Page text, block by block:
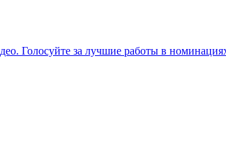
Голосуйте за лучшие работы в